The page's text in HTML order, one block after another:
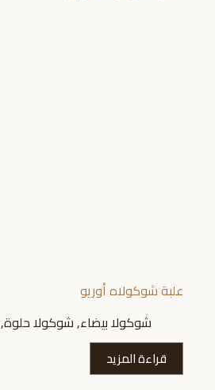
علبة شوكولاه أوريو
شوكولا بيضاء,شوكولا حلوة,
قراءة المزيد